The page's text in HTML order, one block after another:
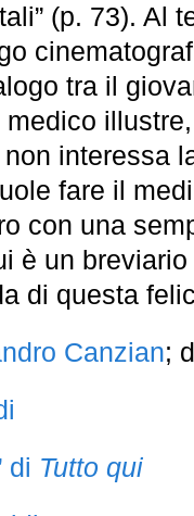
(p. 73). Al
tra il
interessa
fare il
con una
è un
di questa
Canzian;
di Tutto qui